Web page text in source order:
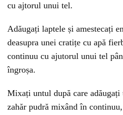
cu ajtorul unui tel.
Adăugați laptele și amestecați
deasupra unei cratițe cu apă
continuu cu ajutorul unui tel
îngroșa.
Mixați untul după care
zahăr pudră mixând în